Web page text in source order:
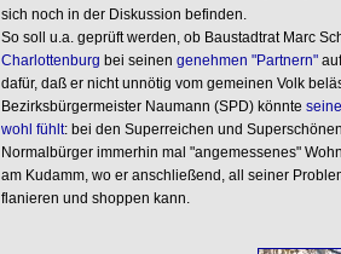
sich noch in der Diskussion befinden.
So soll u.a. geprüft werden, ob Baustadtrat Marc
Charlottenburg bei seinen genehmen "Partnern"
dafür, daß er nicht unnötig vom gemeinen Volk
Bezirksbürgermeister Naumann (SPD) könnte
wohl fühlt: bei den Superreichen und
Normalbürger immerhin mal "angemessenes"
am Kudamm, wo er anschließend, all seiner
flanieren und shoppen kann.